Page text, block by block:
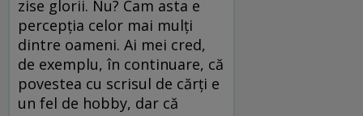
zise glorii. Nu? Cam asta e
percepția celor mai mulți
dintre oameni. Ai mei cred,
de exemplu, în continuare, că
povestea cu scrisul de cărți e
un fel de hobby, dar că